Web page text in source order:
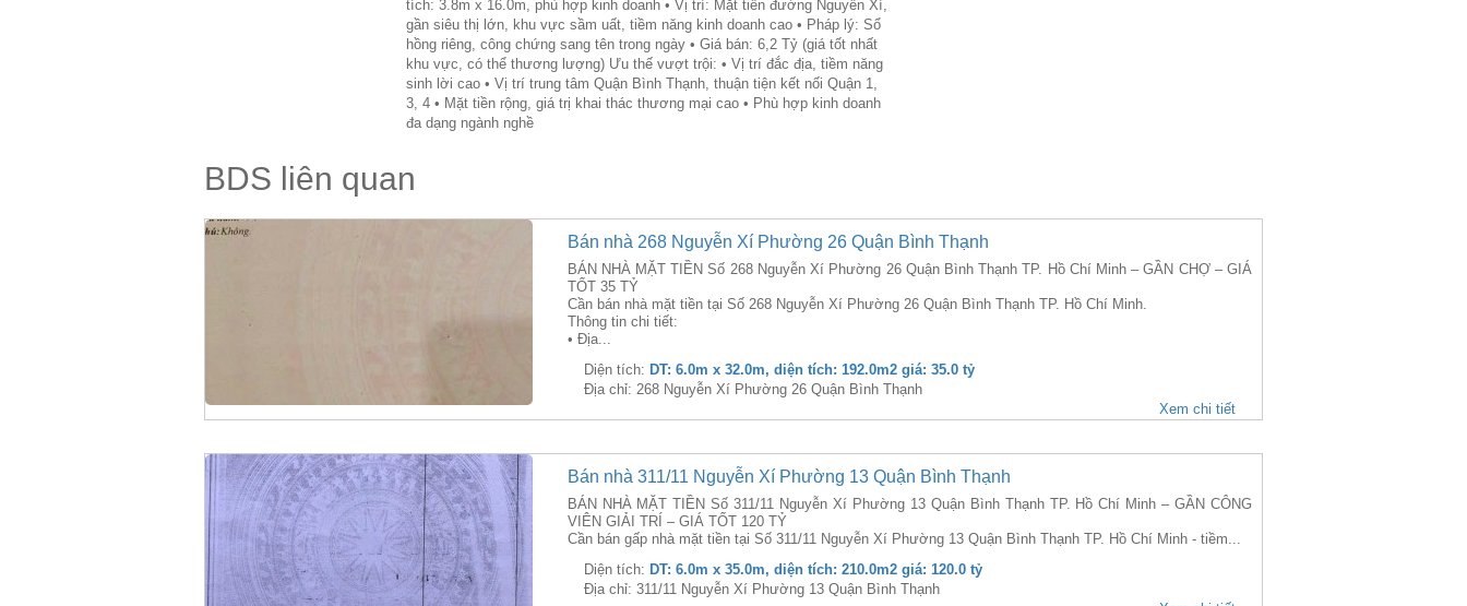
tích: 3.8m x 16.0m, phù hợp kinh doanh • Vị trí: Mặt tiền đường Nguyễn Xí,
gần siêu thị lớn, khu vực sầm uất, tiềm năng kinh doanh cao • Pháp lý: Sổ
hồng riêng, công chứng sang tên trong ngày • Giá bán: 6,2 Tỷ (giá tốt nhất
khu vực, có thể thương lượng) Ưu thế vượt trội: • Vị trí đắc địa, tiềm năng
sinh lời cao • Vị trí trung tâm Quận Bình Thạnh, thuận tiện kết nối Quận 1,
3, 4 • Mặt tiền rộng, giá trị khai thác thương mại cao • Phù hợp kinh doanh
đa dạng ngành nghề
BDS liên quan
Bán nhà 268 Nguyễn Xí Phường 26 Quận Bình Thạnh
BÁN NHÀ MẶT TIỀN Số 268 Nguyễn Xí Phường 26 Quận Bình Thạnh TP. Hồ Chí Minh – GẦN CHỢ – GIÁ
TỐT 35 TỶ
Cần bán nhà mặt tiền tại Số 268 Nguyễn Xí Phường 26 Quận Bình Thạnh TP. Hồ Chí Minh.
Thông tin chi tiết:
• Địa...
Diện tích: DT: 6.0m x 32.0m, diện tích: 192.0m2 giá: 35.0 tỷ
Địa chỉ: 268 Nguyễn Xí Phường 26 Quận Bình Thạnh
Xem chi tiết
Bán nhà 311/11 Nguyễn Xí Phường 13 Quận Bình Thạnh
BÁN NHÀ MẶT TIỀN Số 311/11 Nguyễn Xí Phường 13 Quận Bình Thạnh TP. Hồ Chí Minh – GẦN CÔNG
VIÊN GIẢI TRÍ – GIÁ TỐT 120 TỶ
Cần bán gấp nhà mặt tiền tại Số 311/11 Nguyễn Xí Phường 13 Quận Bình Thạnh TP. Hồ Chí Minh - tiềm...
Diện tích: DT: 6.0m x 35.0m, diện tích: 210.0m2 giá: 120.0 tỷ
Địa chỉ: 311/11 Nguyễn Xí Phường 13 Quận Bình Thạnh